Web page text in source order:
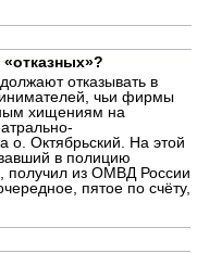
отказывать в
чьи фирмы
хищениям на
о. Октябрьский. На этой
в полицию
получил из ОМВД России
пятое по счёту,